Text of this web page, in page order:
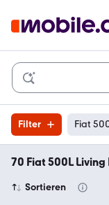
Filter Fiat
70 Fiat 500L
Sortieren